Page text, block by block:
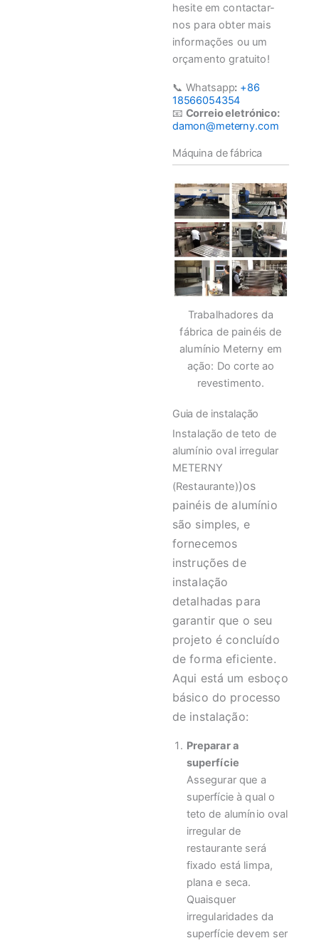
hesite em contactar-
nos para obter mais
informações ou um
orçamento gratuito!
📞 Whatsapp: +86
18566054354
📧 Correio eletrónico:
damon@meterny.com
Máquina de fábrica
Trabalhadores da
fábrica de painéis de
alumínio Meterny em
ação: Do corte ao
revestimento.
Guia de instalação
Instalação de teto de
alumínio oval irregular
METERNY
(Restaurante))os
painéis de alumínio
são simples, e
fornecemos
instruções de
instalação
detalhadas para
garantir que o seu
projeto é concluído
de forma eficiente.
Aqui está um esboço
básico do processo
de instalação:
Preparar a
superfície
Assegurar que a
superfície à qual o
teto de alumínio oval
irregular de
restaurante será
fixado está limpa,
plana e seca.
Quaisquer
irregularidades da
superfície devem ser